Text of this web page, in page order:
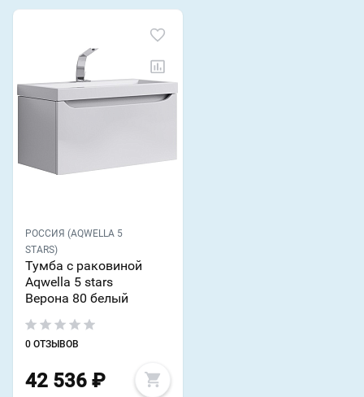
РОССИЯ (AQWELLA 5
STARS)
Тумба с раковиной
Aqwella 5 stars
Верона 80 белый
0 ОТЗЫВОВ
42 536 ₽